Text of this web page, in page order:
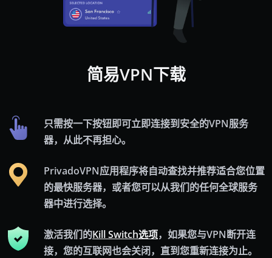
简易VPN下载
只需按一下按钮即可立即连接到安全的VPN服务
器，从此不再担心。
PrivadoVPN应用程序将自动查找并推荐适合您位置
的最快服务器，或者您可以从我们的任何全球服务
器中进行选择。
激活我们的Kill Switch选项，如果您与VPN断开连
接，您的互联网也会关闭，直到您重新连接为止。